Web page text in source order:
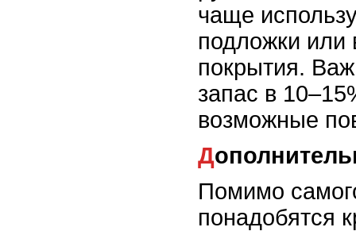
чаще
подложки или
покрытия.
запас в
возможные
Помимо
понадобятся